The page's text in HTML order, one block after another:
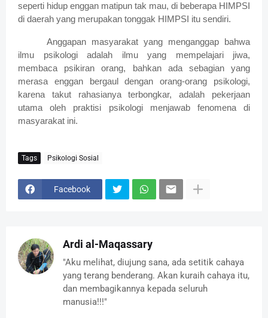
seperti hidup enggan matipun tak mau, di beberapa HIMPSI
di daerah yang merupakan tonggak HIMPSI itu sendiri.
Anggapan masyarakat yang menganggap bahwa
ilmu psikologi adalah ilmu yang mempelajari jiwa,
membaca psikiran orang, bahkan ada sebagian yang
merasa enggan bergaul dengan orang-orang psikologi,
karena takut rahasianya terbongkar, adalah pekerjaan
utama oleh praktisi psikologi menjawab fenomena di
masyarakat ini.
Tags Psikologi Sosial
Facebook
Ardi al-Maqassary
"Aku melihat, diujung sana, ada setitik cahaya
yang terang benderang. Akan kuraih cahaya itu,
dan membagikannya kepada seluruh
manusia!!!"